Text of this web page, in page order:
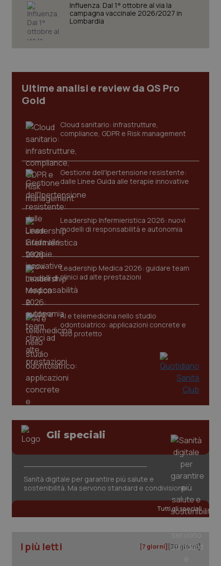
Influenza. Dal 1° ottobre al via la
campagna vaccinale 2026/2027 in
Lombardia
Ultime analisi e review da QS Pro
Gold
Cloud sanitario: infrastrutture,
compliance, GDPR e Risk management
Gestione dell'Ipertensione resistente:
dalle Linee Guida alle terapie innovative
Leadership Infermieristica 2026: nuovi
modelli di responsabilità e autonomia
Leadership Medica 2026: guidare team
clinici ad alte prestazioni
AI e telemedicina nello studio
odontoiatrico: applicazioni concrete e
uso protetto
Gli speciali
Sanità digitale per garantire più salute e
sostenibilità. Ma servono standard e condivisione
Tutti gli speciali
I più letti [7 giorni] [30 giorni]
CookieScriptConsent
CookieScript
www.quotidianosanita.it
tracking-sites-ironfish-
tracking-enable
www.quotidianosanita.it
tracking-sites-ironfish-
session-id
_ga
Google LLC
.quotidianosanita.it